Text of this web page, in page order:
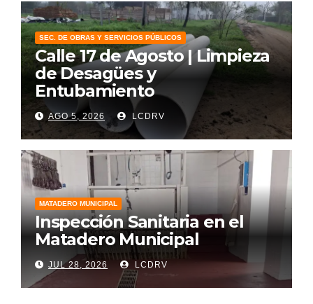
SEC. DE OBRAS Y SERVICIOS PÚBLICOS
Calle 17 de Agosto | Limpieza
de Desagües y
Entubamiento
AGO 5, 2026 LCDRV
MATADERO MUNICIPAL
Inspección Sanitaria en el
Matadero Municipal
JUL 28, 2026 LCDRV